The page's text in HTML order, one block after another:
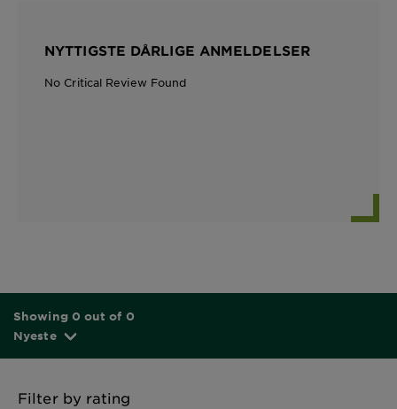
NYTTIGSTE DÅRLIGE ANMELDELSER
No Critical Review Found
Showing 0 out of 0
Nyeste
Filter by rating